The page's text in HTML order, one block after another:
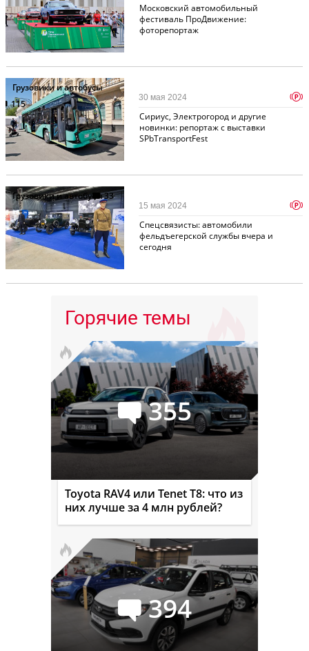
Московский автомобильный
фестиваль ПроДвижение:
фоторепортаж
Грузовики и автобусы
115
Сириус, Электрогород и другие
новинки: репортаж с выставки
SPbTransportFest
30 мая 2024 p
Грузовики и автобусы33
Спецсвязисты: автомобили
фельдъегерской службы вчера и
сегодня
15 мая 2024 p
Горячие темы
355
Toyota RAV4 или Tenet T8: что из
них лучше за 4 млн рублей?
394